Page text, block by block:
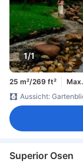
1/1
25 m²/269 ft²
Aussicht:
Superior Osen